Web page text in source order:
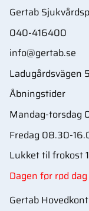
Gertab
040-416400
info@gertab.se
Ladugårdsvägen
Åbningstider
Mandag-torsdag
Fredag 08.30-
Lukket til frokost
Dagen før rød
Gertab